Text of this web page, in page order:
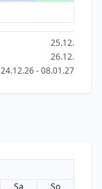
25.12.
26.12.
24.12.26 - 08.01.27
Sa
So